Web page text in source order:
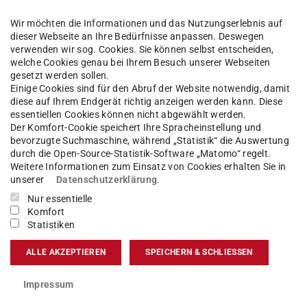
Sommersemester, Teilzeitstudium ab 1. Fachsemester
Zertifikat C1 GER oder Äquivalente. Einzelne
Module können in deutscher Sprache angeboten werden.
Bewerber:innen mit
deutscher
(wird in neuem Tab geöffnet)
und mit
nicht deutscher
(wird in neuem Tab geöffnet)
(wird in neuem Tab geöffnet)
und Modulhandbuch
(wird in neuem Tab geöffnet)
(siehe Studienplan)
wird erst ausgegeben, wenn im Studiengang das
Practical Introduction to Scientific Research“ erfolgreich
Wir möchten die Informationen und das Nutzungserlebnis auf
dieser Webseite an Ihre Bedürfnisse anpassen. Deswegen
verwenden wir sog. Cookies. Sie können selbst entscheiden,
welche Cookies genau bei Ihrem Besuch unserer Webseiten
gesetzt werden sollen.
Einige Cookies sind für den Abruf der Website notwendig, damit
diese auf Ihrem Endgerät richtig anzeigen werden kann. Diese
essentiellen Cookies können nicht abgewählt werden.
Der Komfort-Cookie speichert Ihre Spracheinstellung und
bevorzugte Suchmaschine, während „Statistik“ die Auswertung
durch die Open-Source-Statistik-Software „Matomo“ regelt.
Weitere Informationen zum Einsatz von Cookies erhalten Sie in
unserer
Datenschutzerklärung.
Nur essentielle
Komfort
Statistiken
ALLE AKZEPTIEREN SPEICHERN & SCHLIESSEN
Impressum